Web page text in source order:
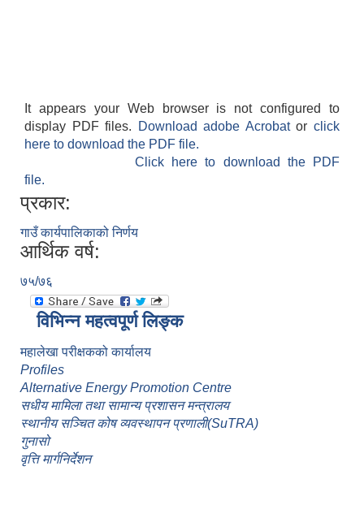
It appears your Web browser is not configured to
display PDF files.
Download adobe Acrobatorclick
here to download the PDF file.
Click here to download the PDF
file.
प्रकार:
गाउँ कार्यपालिकाको निर्णय
आर्थिक वर्ष:
७५/७६
विभिन्न महत्वपूर्ण लिङ्क
महालेखा परीक्षकको कार्यालय
Profiles
Alternative Energy Promotion Centre
सधीय मामिला तथा सामान्य प्रशासन मन्त्रालय
स्थानीय सञ्चित कोष व्यवस्थापन प्रणाली(SuTRA)
गुनासो
वृत्ति मार्गनिर्देशन